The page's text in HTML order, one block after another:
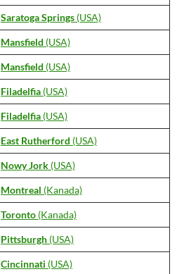
Saratoga Springs (USA)
Mansfield (USA)
Mansfield (USA)
Filadelfia (USA)
Filadelfia (USA)
East Rutherford (USA)
Nowy Jork (USA)
Montreal (Kanada)
Toronto (Kanada)
Pittsburgh (USA)
Cincinnati (USA)